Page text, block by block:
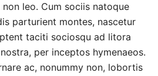
leo. Cum sociis natoque
parturient montes, nascetur
taciti sociosqu ad litora
per inceptos hymenaeos.
ac, nonummy non, lobortis